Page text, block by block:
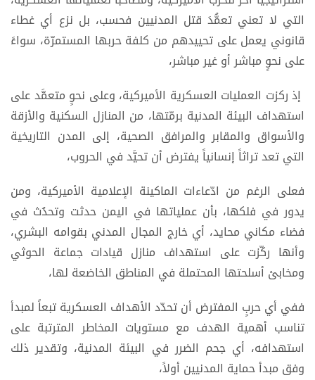
التي لا تعني تعمُّدَ قتل المدنيين فحسب، بل نزع أي غطاء
قانوني يعمل على تحييدهم من كلفة حربها المستمرّة، سواءً
على نحوٍ مباشر أو غير مباشر،
إذ ركزت العمليات العسكرية الأميركية، وعلى نحوٍ متعمَّد على
استهداف البيئة المدنية برمّتها، من المنازل السكنية والأزقة
والأسواق والمقابر والمرافق الصحية، إلى المدن التاريخية
التي تعد تراثاً إنسانياً يفترض أن تحيَّد في الحروب،
فعلى الرغم من ادّعاءات الماكينة الإعلامية الأميركية، ومن
يدور في فلكها، بأن عملياتها في اليمن حدثت وتحدُث في
فضاء مكاني محايد، أي خارج المجال المدني بقوامه البشري،
وأنها ركّزت على استهداف منازل قيادات جماعة الحوثي
ومخابئ أسلحتها المحتملة في المناطق الخاضعة لها،
ففي أي حربٍ المفترض أن تحدّد الأهداف العسكرية تبعاً لمبدأ
تناسب أهمية الهدف مع مستويات المخاطر المترتبة على
استهدافه، أي جحم الضرر في البيئة المدنية، وتقدير ذلك
وفق مبدأ حماية المدنيين أولاً،